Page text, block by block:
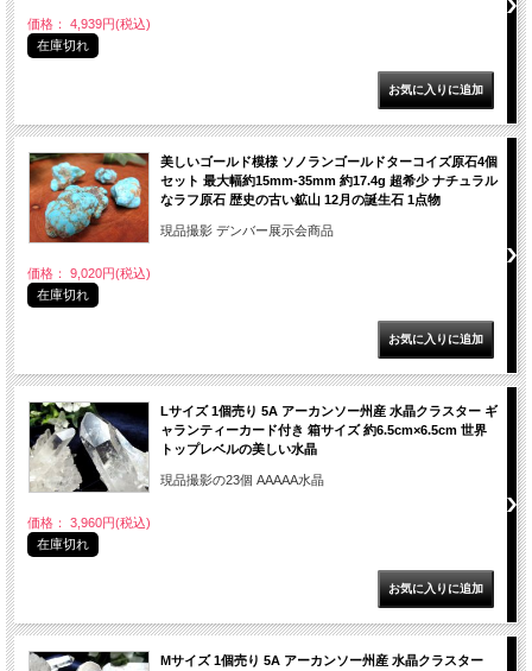
価格： 4,939円(税込)
在庫切れ
美しいゴールド模様 ソノランゴールドターコイズ原石4個
セット 最大幅約15mm-35mm 約17.4g 超希少 ナチュラル
なラフ原石 歴史の古い鉱山 12月の誕生石 1点物
現品撮影 デンバー展示会商品
価格： 9,020円(税込)
在庫切れ
Lサイズ 1個売り 5A アーカンソー州産 水晶クラスター ギ
ャランティーカード付き 箱サイズ 約6.5cm×6.5cm 世界
トップレベルの美しい水晶
現品撮影の23個 AAAAA水晶
価格： 3,960円(税込)
在庫切れ
Mサイズ 1個売り 5A アーカンソー州産 水晶クラスター